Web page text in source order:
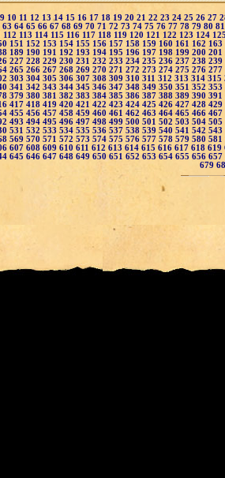
9 10 11 12 1314 15 16 17 18 19 20 21 22 23 24 25 26 27
63 64 65 66 67 68 69 70 71 72 73 74 75 76 77 78 79 80
112 113 114 115 116 117 118 119 120 121 122 123 124
151 152 153 154 155 156 157 158 159 160 161 162 163
189 190 191 192 193 194 195 196 197 198 199 200 201
227 228 229 230 231 232 233 234 235 236 237 238 239
265 266 267 268 269 270 271 272 273 274 275 276 277
303 304 305 306 307 308 309 310 311 312 313 314 315
341 342 343 344 345 346 347 348 349 350 351 352 353
379 380 381 382 383 384 385 386 387 388 389 390 391
417 418 419 420 421 422 423 424 425 426 427 428 429
455 456 457 458 459 460 461 462 463 464 465 466 467
493 494 495 496 497 498 499 500 501 502 503 504 505
531 532 533 534 535 536 537 538 539 540 541 542 543
569 570 571 572 573 574 575 576 577 578 579 580 581
607 608 609 610 611 612 613 614 615 616 617 618 619
645 646 647 648 649 650 651 652 653 654 655 656 657
679